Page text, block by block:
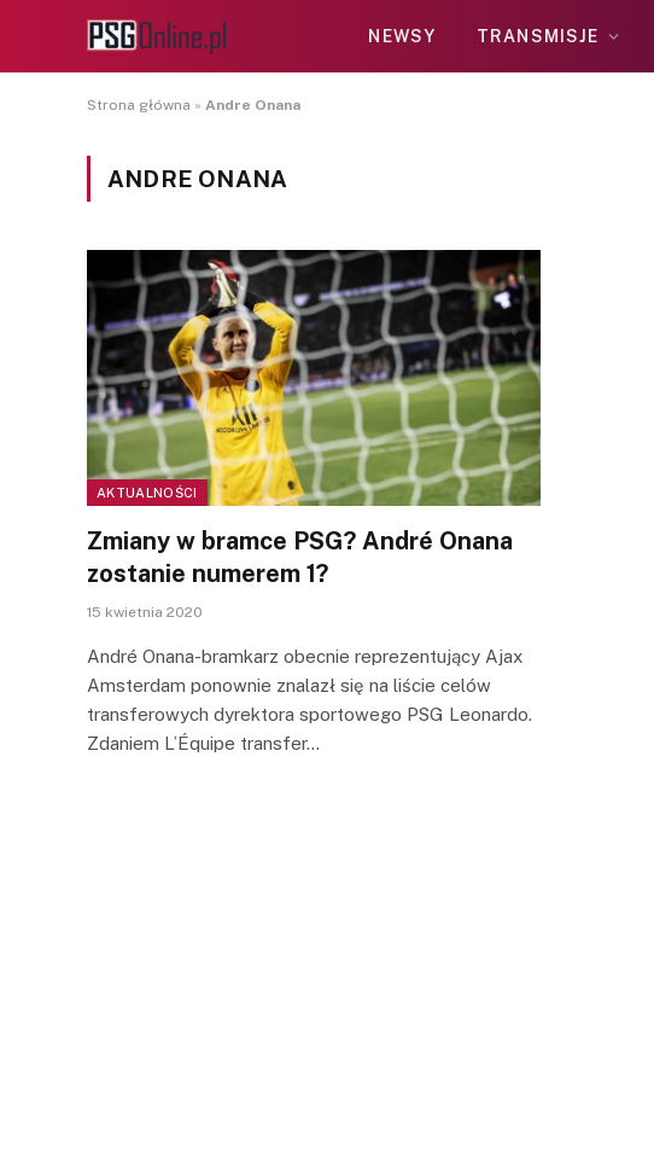
NEWSY TRANSMISJE
Strona główna » Andre Onana
ANDRE ONANA
AKTUALNOŚCI
Zmiany w bramce PSG? André Onana
zostanie numerem 1?
15 kwietnia 2020
André Onana-bramkarz obecnie reprezentujący Ajax
Amsterdam ponownie znalazł się na liście celów
transferowych dyrektora sportowego PSG Leonardo.
Zdaniem L’Équipe transfer…